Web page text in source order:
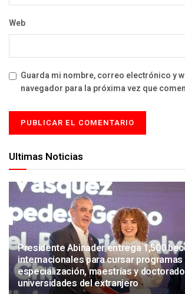
Web
Guarda mi nombre, correo electrónico y
navegador para la próxima vez que
Ultimas Noticias
Presidente Abinader entrega 1,500
internacionales para cursar programas
especialización, maestrías y
universidades del extranjero